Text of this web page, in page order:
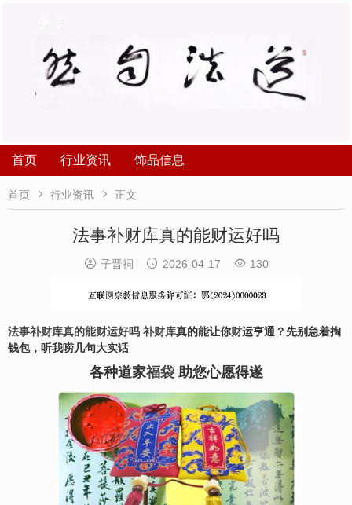
首页 行业资讯 饰品信息
首页  行业资讯  正文
法事补财库真的能财运好吗
 子晋祠  2026-04-17  130
法事补财库真的能财运好吗 补财库真的能让你财运亨通？先别急着掏
钱包，听我唠几句大实话
各种道家福袋助您心愿得遂